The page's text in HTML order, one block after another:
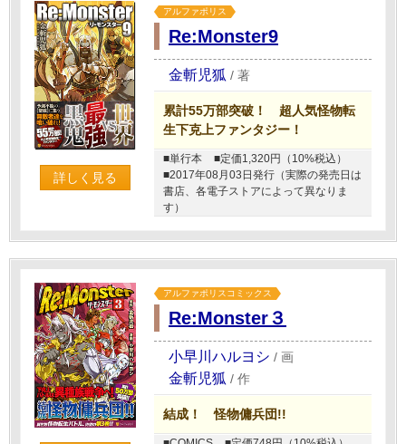
詳しく見る
アルファポリス
Re:Monster9
金斬児狐 / 著
累計55万部突破！ 超人気怪物転
生下克上ファンタジー！
■単行本
■定価1,320円（10%税込）
■2017年08月03日発行（実際の発売日は
書店、各電子ストアによって異なりま
す）
アルファポリスコミックス
Re:Monster３
小早川ハルヨシ / 画
金斬児狐 / 作
結成！ 怪物傭兵団!!